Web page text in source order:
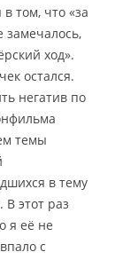
том, что «за
ход».
остался.
негатив по
темы
в тему
этот раз
я её не
с